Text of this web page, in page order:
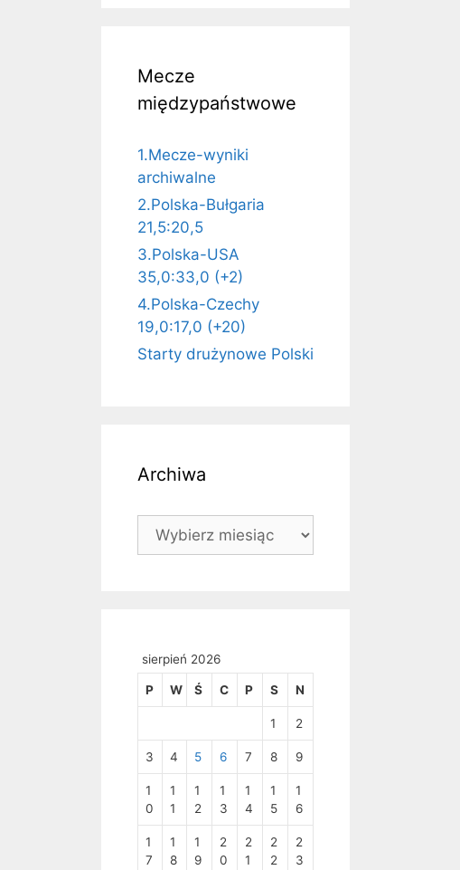
Mecze
międzypaństwowe
1.Mecze-wyniki
archiwalne
2.Polska-Bułgaria
21,5:20,5
3.Polska-USA
35,0:33,0 (+2)
4.Polska-Czechy
19,0:17,0 (+20)
Starty drużynowe Polski
Archiwa
Archiwa
sierpień 2026
P W Ś C P S N
1 2
3 4 5 6 7 8 9
1
0
1
1
1
2
1
3
1
4
1
5
1
6
1
7
1
8
1
9
2
0
2
1
2
2
2
3